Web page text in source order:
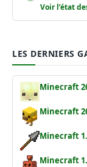
Voir l’état
LES DERNIERS
Minecraft
Minecraft
Minecraft
Minecraft